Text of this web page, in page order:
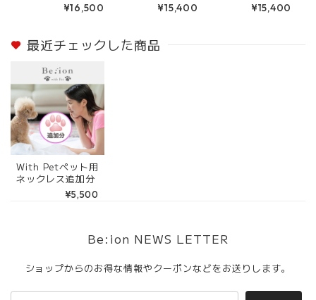
¥16,500 ¥15,400 ¥15,400
最近チェックした商品
With Petペット用
ネックレス追加分
¥5,500
Be:ion NEWS LETTER
ショップからのお得な情報やクーポンなどをお送りします。